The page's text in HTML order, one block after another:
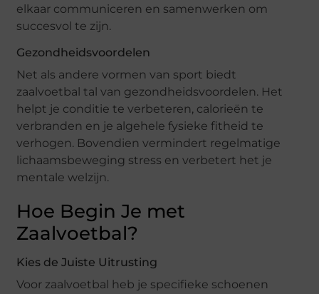
elkaar communiceren en samenwerken om
succesvol te zijn.
Gezondheidsvoordelen
Net als andere vormen van sport biedt
zaalvoetbal tal van gezondheidsvoordelen. Het
helpt je conditie te verbeteren, calorieën te
verbranden en je algehele fysieke fitheid te
verhogen. Bovendien vermindert regelmatige
lichaamsbeweging stress en verbetert het je
mentale welzijn.
Hoe Begin Je met
Zaalvoetbal?
Kies de Juiste Uitrusting
Voor zaalvoetbal heb je specifieke schoenen